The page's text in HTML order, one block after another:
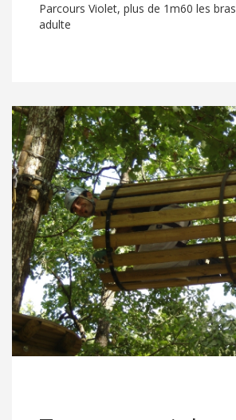
Parcours Violet, plus de 1m60 les
adulte